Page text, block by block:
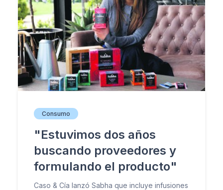
Consumo
"Estuvimos dos años
buscando proveedores y
formulando el producto"
Caso & Cía lanzó Sabha que incluye infusiones